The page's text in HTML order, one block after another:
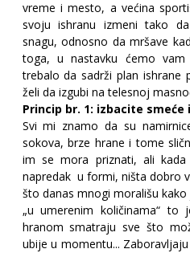
vreme i mesto, a većina
svoju ishranu izmeni tako
snagu, odnosno da mršave
toga, u nastavku ćemo
trebalo da sadrži plan ishrane
želi da izgubi na telesnoj
Princip br. 1: izbacite smeće
Svi mi znamo da su
sokova, brze hrane i tome
im se mora priznati, ali
napredak u formi, ništa dobro
što danas mnogi morališu
„u umerenim količinama“ to
hranom smatraju sve što
ubije u momentu...